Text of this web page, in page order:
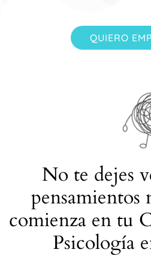
QUIERO
No te dejes
pensamientos
comienza en tu
Psicología